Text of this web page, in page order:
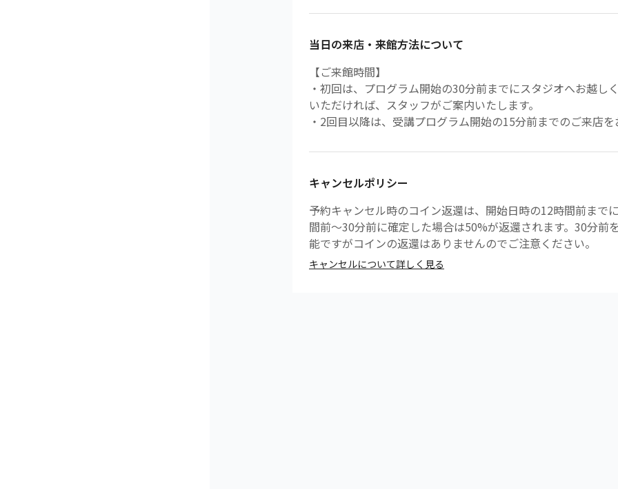
当日の来店・来館方法について
【ご来館時間】
・初回は、プログラム開始の30分前までにスタジオへお越し
いただければ、スタッフがご案内いたします。
・2回目以降は、受講プログラム開始の15分前までのご来店
・ジムエリアをご利用の場合、ご予約時間の5分前から入館可
【ご来店方法】
・ご到着後、受付スタッフへ「FitFits経由でのご来店」であ
【遅刻時の対応について】
・プログラム開始5分前までにご来店が確認できない場合、ご
ます。あらかじめご了承ください。
キャンセルポリシー
予約キャンセル時のコイン返還は、開始日時の12時間前まで
間前〜30分前に確定した場合は50%が返還されます。30分前
能ですがコインの返還はありませんのでご注意ください。
キャンセルについて詳しく見る